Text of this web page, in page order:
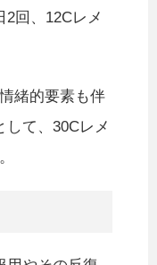
回、12Cレメ
緒的要素も伴
して、30Cレメ